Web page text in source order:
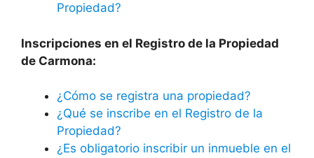
Propiedad?
Inscripciones en el Registro de la Propiedad
de Carmona:
¿Cómo se registra una propiedad?
¿Qué se inscribe en el Registro de la
Propiedad?
¿Es obligatorio inscribir un inmueble en el